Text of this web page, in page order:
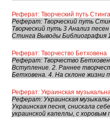
Реферат: Творческий путь Стинга
Реферат: Творческий путь
Творческий путь 3 Анализ
Стинга Выводы Библиография
Реферат: Творчество Бетховена
Реферат: Творчество
Вступление. 2. Раннее
Бетховена. 4. На склоне жизни
Реферат: Украинская
Реферат: Украинская
Украинская песня, снискала
украинской капеллы, с